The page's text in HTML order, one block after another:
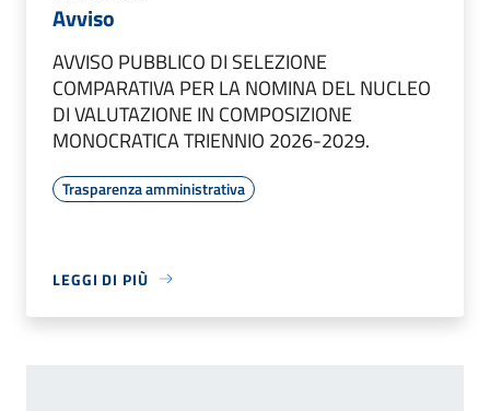
Avviso
AVVISO PUBBLICO DI SELEZIONE
COMPARATIVA PER LA NOMINA DEL NUCLEO
DI VALUTAZIONE IN COMPOSIZIONE
MONOCRATICA TRIENNIO 2026-2029.
Trasparenza amministrativa
LEGGI DI PIÙ